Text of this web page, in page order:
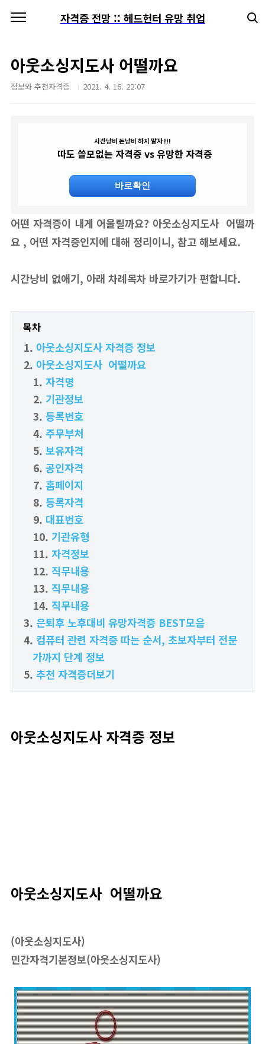
자격증 전망 :: 헤드헌터 유망 취업
아웃소싱지도사 어떨까요
정보와 추천자격증 2021. 4. 16. 22:07
시간낭비 돈낭비 하지 말자 !!!
따도 쓸모없는 자격증 vs 유망한 자격증
바로확인
어떤 자격증이 내게 어울릴까요? 아웃소싱지도사 어떨까
요 , 어떤 자격증인지에 대해 정리이니, 참고 해보세요.
시간낭비 없애기, 아래 차례목차 바로가기가 편합니다.
목차
아웃소싱지도사 자격증 정보
아웃소싱지도사 어떨까요
자격명
기관정보
등록번호
주무부처
보유자격
공인자격
홈페이지
등록자격
대표번호
기관유형
자격정보
직무내용
직무내용
직무내용
은퇴후 노후대비 유망자격증 BEST모음
컴퓨터 관련 자격증 따는 순서, 초보자부터 전문
가까지 단계 정보
추천 자격증더보기
아웃소싱지도사 자격증 정보
아웃소싱지도사 어떨까요
(아웃소싱지도사)
민간자격기본정보(아웃소싱지도사)